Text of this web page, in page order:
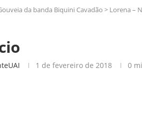
da banda Biquini Cavadão > Lorena –
1 de fevereiro de 2018 0